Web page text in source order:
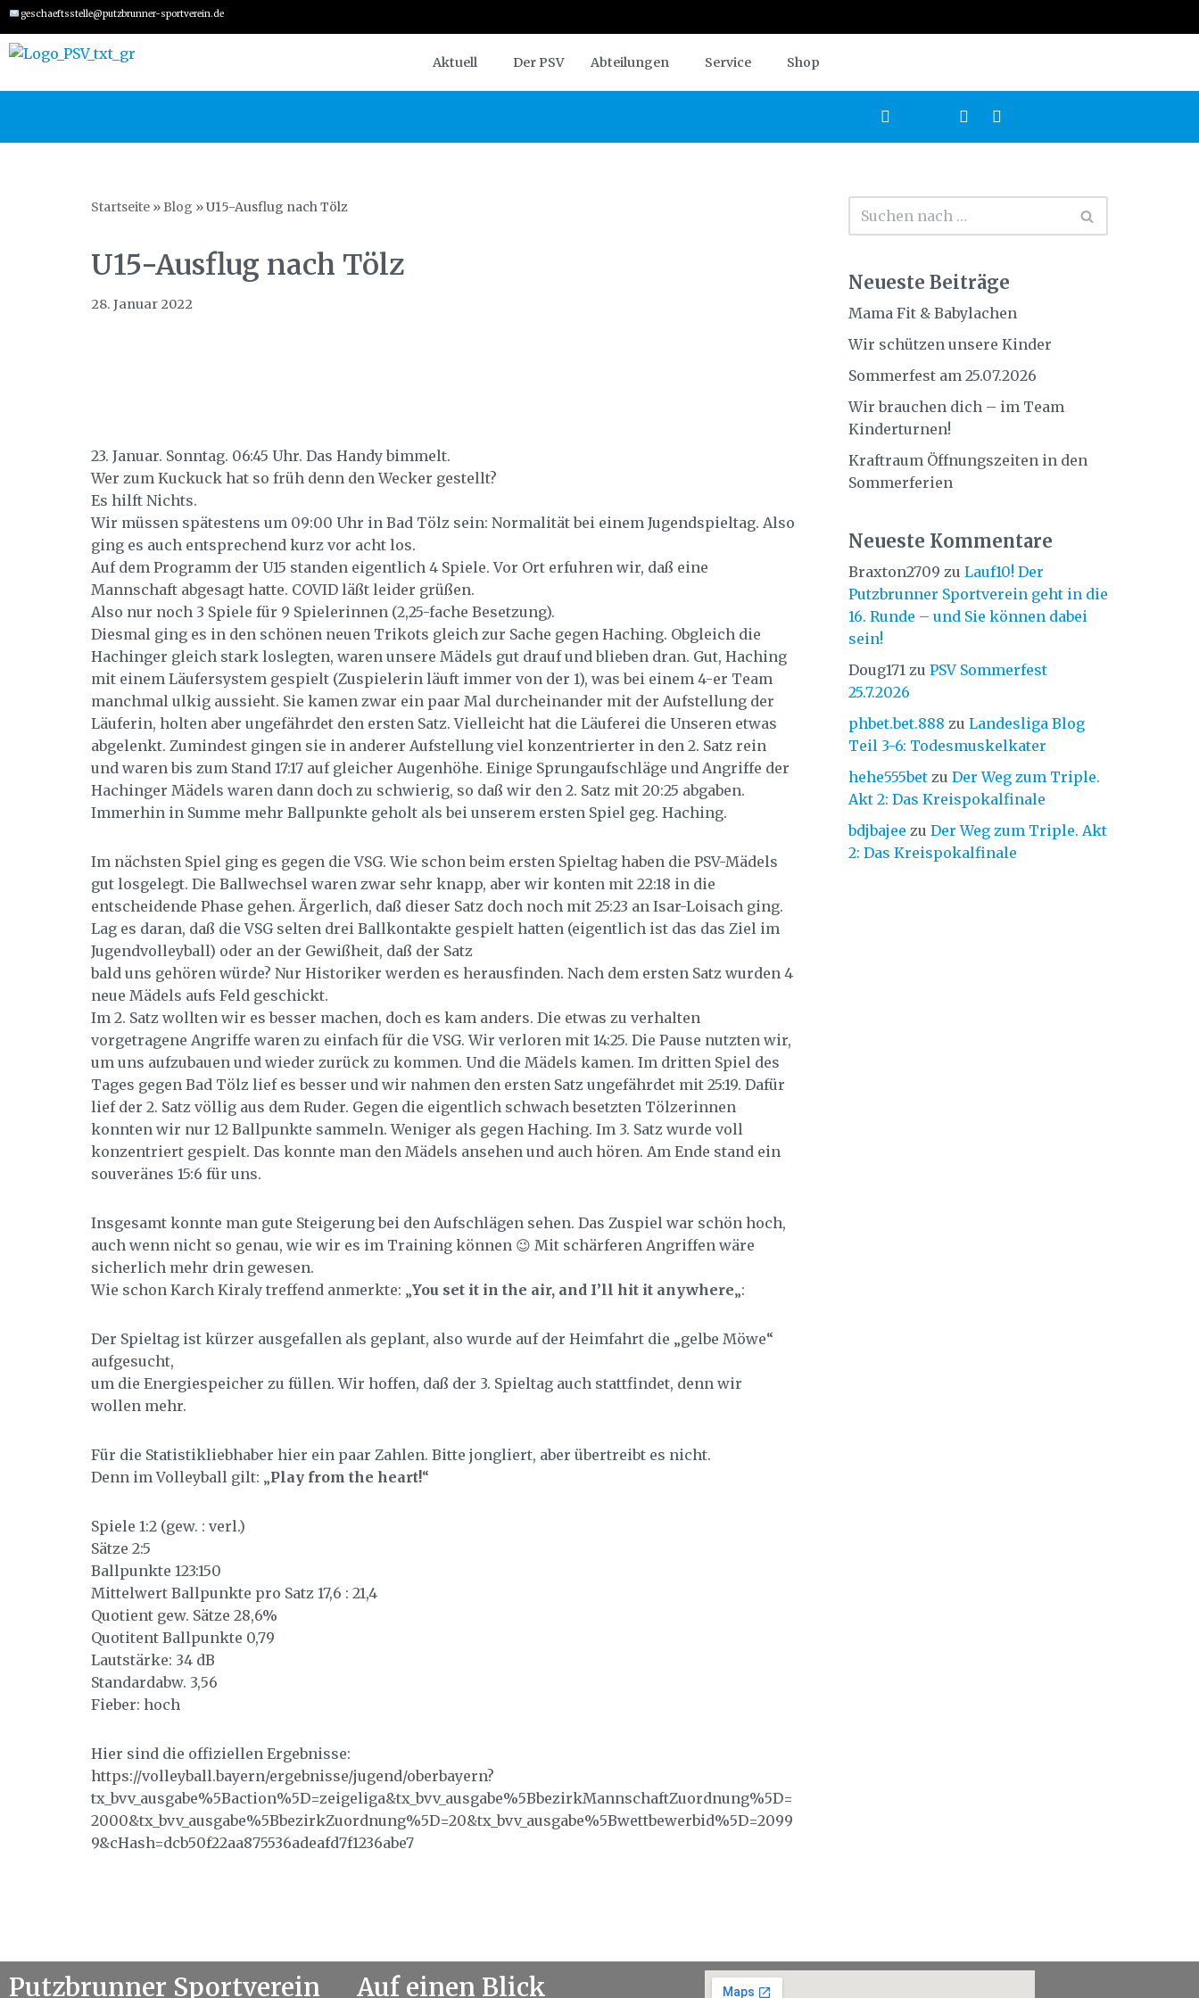
Zum
springen
geschaeftsstelle@putzbrunner-sportverein.de
Aktuell Der PSV Abteilungen Service Shop
Startseite » Blog »U15-Ausflug nach Tölz
U15-Ausflug nach Tölz
28. Januar 2022
23. Januar. Sonntag. 06:45 Uhr. Das Handy bimmelt.
Wer zum Kuckuck hat so früh denn den Wecker gestellt?
Es hilft Nichts.
Wir müssen spätestens um 09:00 Uhr in Bad Tölz sein: Normalität bei einem Jugendspieltag. Also
ging es auch entsprechend kurz vor acht los.
Auf dem Programm der U15 standen eigentlich 4 Spiele. Vor Ort erfuhren wir, daß eine
Mannschaft abgesagt hatte. COVID läßt leider grüßen.
Also nur noch 3 Spiele für 9 Spielerinnen (2,25-fache Besetzung).
Diesmal ging es in den schönen neuen Trikots gleich zur Sache gegen Haching. Obgleich die
Hachinger gleich stark loslegten, waren unsere Mädels gut drauf und blieben dran. Gut, Haching
mit einem Läufersystem gespielt (Zuspielerin läuft immer von der 1), was bei einem 4-er Team
manchmal ulkig aussieht. Sie kamen zwar ein paar Mal durcheinander mit der Aufstellung der
Läuferin, holten aber ungefährdet den ersten Satz. Vielleicht hat die Läuferei die Unseren etwas
abgelenkt. Zumindest gingen sie in anderer Aufstellung viel konzentrierter in den 2. Satz rein
und waren bis zum Stand 17:17 auf gleicher Augenhöhe. Einige Sprungaufschläge und Angriffe der
Hachinger Mädels waren dann doch zu schwierig, so daß wir den 2. Satz mit 20:25 abgaben.
Immerhin in Summe mehr Ballpunkte geholt als bei unserem ersten Spiel geg. Haching.
Im nächsten Spiel ging es gegen die VSG. Wie schon beim ersten Spieltag haben die PSV-Mädels
gut losgelegt. Die Ballwechsel waren zwar sehr knapp, aber wir konten mit 22:18 in die
entscheidende Phase gehen. Ärgerlich, daß dieser Satz doch noch mit 25:23 an Isar-Loisach ging.
Lag es daran, daß die VSG selten drei Ballkontakte gespielt hatten (eigentlich ist das das Ziel im
Jugendvolleyball) oder an der Gewißheit, daß der Satz
bald uns gehören würde? Nur Historiker werden es herausfinden. Nach dem ersten Satz wurden 4
neue Mädels aufs Feld geschickt.
Im 2. Satz wollten wir es besser machen, doch es kam anders. Die etwas zu verhalten
vorgetragene Angriffe waren zu einfach für die VSG. Wir verloren mit 14:25. Die Pause nutzten wir,
um uns aufzubauen und wieder zurück zu kommen. Und die Mädels kamen. Im dritten Spiel des
Tages gegen Bad Tölz lief es besser und wir nahmen den ersten Satz ungefährdet mit 25:19. Dafür
lief der 2. Satz völlig aus dem Ruder. Gegen die eigentlich schwach besetzten Tölzerinnen
konnten wir nur 12 Ballpunkte sammeln. Weniger als gegen Haching. Im 3. Satz wurde voll
konzentriert gespielt. Das konnte man den Mädels ansehen und auch hören. Am Ende stand ein
souveränes 15:6 für uns.
Insgesamt konnte man gute Steigerung bei den Aufschlägen sehen. Das Zuspiel war schön hoch,
auch wenn nicht so genau, wie wir es im Training können 😉 Mit schärferen Angriffen wäre
sicherlich mehr drin gewesen.
Wie schon Karch Kiraly treffend anmerkte: „You set it in the air, and I’ll hit it anywhere„:
Der Spieltag ist kürzer ausgefallen als geplant, also wurde auf der Heimfahrt die „gelbe Möwe“
aufgesucht,
um die Energiespeicher zu füllen. Wir hoffen, daß der 3. Spieltag auch stattfindet, denn wir
wollen mehr.
Für die Statistikliebhaber hier ein paar Zahlen. Bitte jongliert, aber übertreibt es nicht.
Denn im Volleyball gilt: „Play from the heart!“
Spiele 1:2 (gew. : verl.)
Sätze 2:5
Ballpunkte 123:150
Mittelwert Ballpunkte pro Satz 17,6 : 21,4
Quotient gew. Sätze 28,6%
Quotitent Ballpunkte 0,79
Lautstärke: 34 dB
Standardabw. 3,56
Fieber: hoch
Hier sind die offiziellen Ergebnisse:
https://volleyball.bayern/ergebnisse/jugend/oberbayern?
tx_bvv_ausgabe%5Baction%5D=zeigeliga&tx_bvv_ausgabe%5BbezirkMannschaftZuordnung%5D=
2000&tx_bvv_ausgabe%5BbezirkZuordnung%5D=20&tx_bvv_ausgabe%5Bwettbewerbid%5D=2099
9&cHash=dcb50f22aa875536adeafd7f1236abe7
Neueste Beiträge
Mama Fit & Babylachen
Wir schützen unsere Kinder
Sommerfest am 25.07.2026
Wir brauchen dich – im Team
Kinderturnen!
Kraftraum Öffnungszeiten in den
Sommerferien
Neueste Kommentare
Braxton2709 zu Lauf10! Der
Putzbrunner Sportverein geht in die
16. Runde – und Sie können dabei
sein!
Doug171 zu PSV Sommerfest
25.7.2026
phbet.bet.888 zu Landesliga Blog
Teil 3-6: Todesmuskelkater
hehe555bet zu Der Weg zum Triple.
Akt 2: Das Kreispokalfinale
bdjbajee zu Der Weg zum Triple. Akt
2: Das Kreispokalfinale
Putzbrunner Sportverein Auf einen Blick